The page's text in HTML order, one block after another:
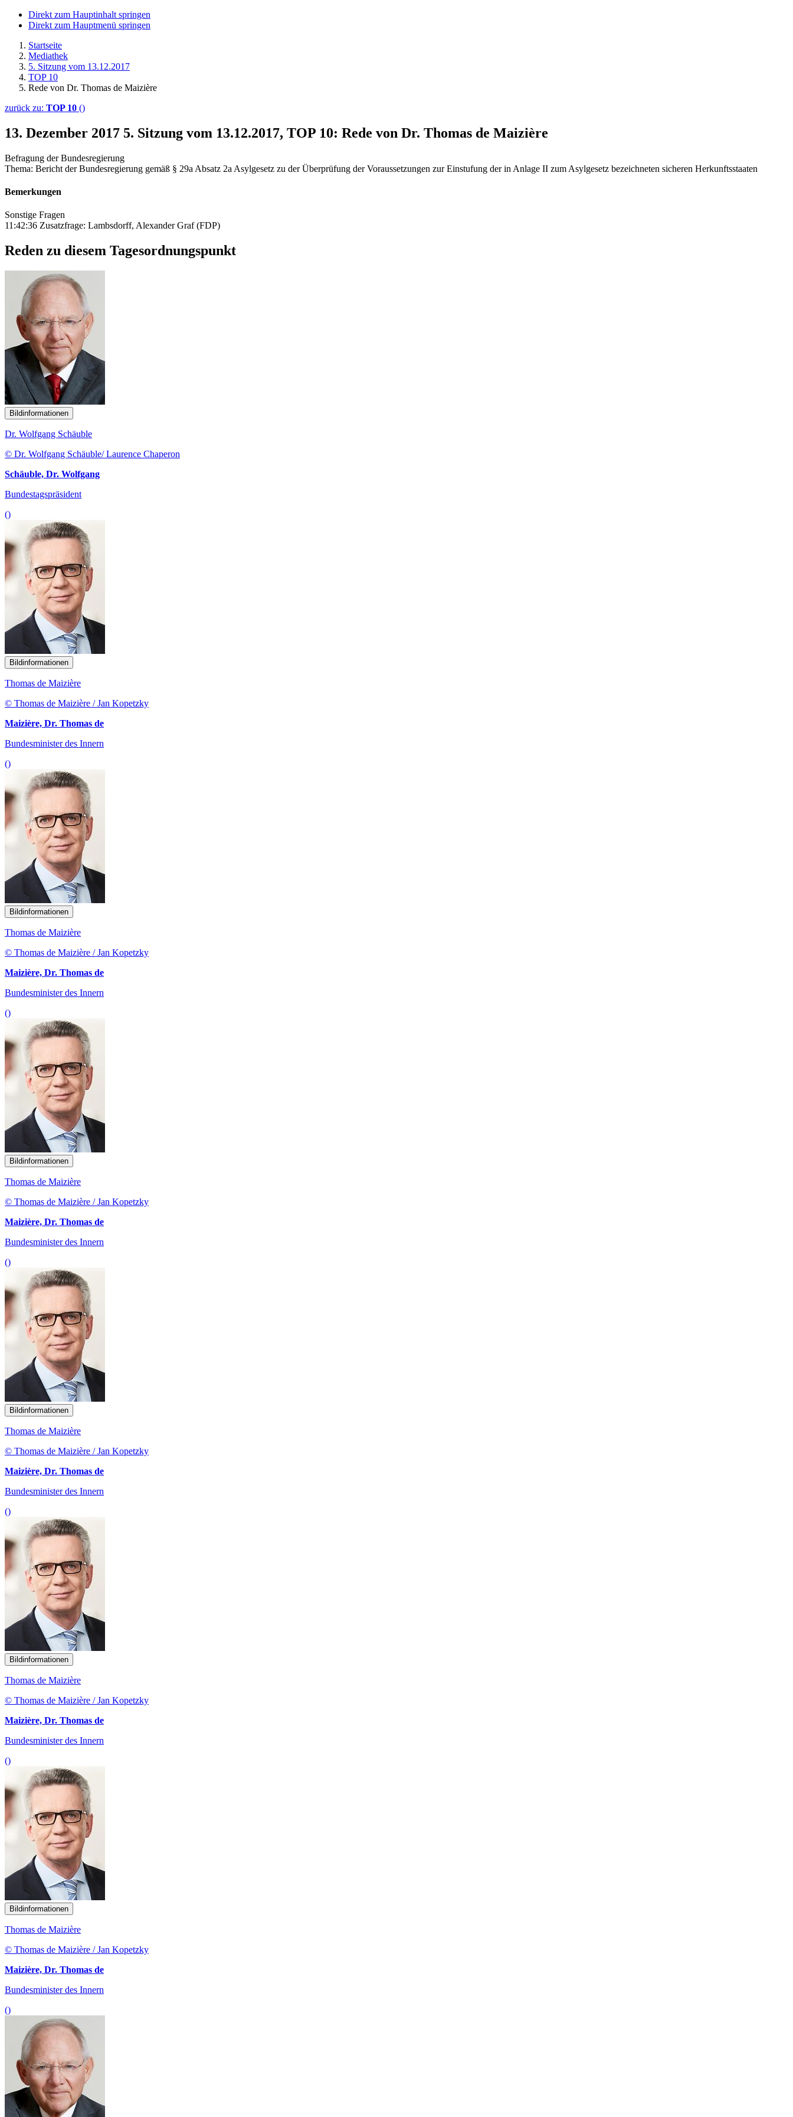
Direkt zum Hauptinhalt springen
Direkt zum Hauptmenü springen
Startseite
Mediathek
5. Sitzung vom 13.12.2017
TOP 10
Rede von Dr. Thomas de Maizière
zurück zu: TOP 10 ()
13. Dezember 2017 5. Sitzung vom 13.12.2017, TOP 10: Rede von Dr. Thomas de Maizière
Befragung der Bundesregierung
Thema: Bericht der Bundesregierung gemäß § 29a Absatz 2a Asylgesetz zu der Überprüfung der Voraussetzungen zur Einstufung der in Anlage II zum Asylgesetz bezeichneten sicheren Herkunftsstaaten
Bemerkungen
Sonstige Fragen
11:42:36 Zusatzfrage: Lambsdorff, Alexander Graf (FDP)
Reden zu diesem Tagesordnungspunkt
Bildinformationen
Dr. Wolfgang Schäuble
© Dr. Wolfgang Schäuble/ Laurence Chaperon
Schäuble, Dr. Wolfgang
Bundestagspräsident
()
Bildinformationen
Thomas de Maizière
© Thomas de Maizière / Jan Kopetzky
Maizière, Dr. Thomas de
Bundesminister des Innern
()
Bildinformationen
Thomas de Maizière
© Thomas de Maizière / Jan Kopetzky
Maizière, Dr. Thomas de
Bundesminister des Innern
()
Bildinformationen
Thomas de Maizière
© Thomas de Maizière / Jan Kopetzky
Maizière, Dr. Thomas de
Bundesminister des Innern
()
Bildinformationen
Thomas de Maizière
© Thomas de Maizière / Jan Kopetzky
Maizière, Dr. Thomas de
Bundesminister des Innern
()
Bildinformationen
Thomas de Maizière
© Thomas de Maizière / Jan Kopetzky
Maizière, Dr. Thomas de
Bundesminister des Innern
()
Bildinformationen
Thomas de Maizière
© Thomas de Maizière / Jan Kopetzky
Maizière, Dr. Thomas de
Bundesminister des Innern
()